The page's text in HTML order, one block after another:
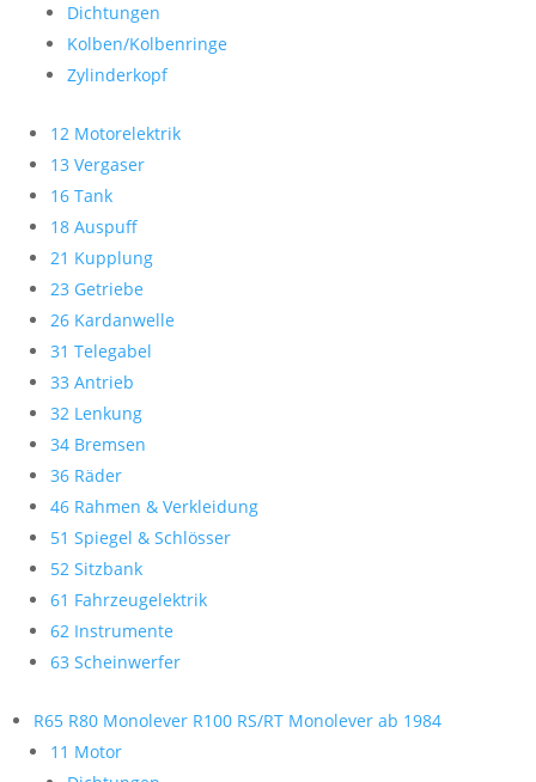
Dichtungen
Kolben/Kolbenringe
Zylinderkopf
12 Motorelektrik
13 Vergaser
16 Tank
18 Auspuff
21 Kupplung
23 Getriebe
26 Kardanwelle
31 Telegabel
33 Antrieb
32 Lenkung
34 Bremsen
36 Räder
46 Rahmen & Verkleidung
51 Spiegel & Schlösser
52 Sitzbank
61 Fahrzeugelektrik
62 Instrumente
63 Scheinwerfer
R65 R80 Monolever R100 RS/RT Monolever ab 1984
11 Motor